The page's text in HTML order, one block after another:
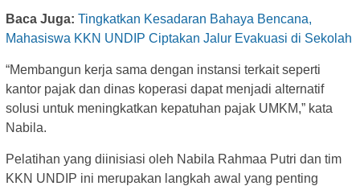
Baca Juga: Tingkatkan Kesadaran Bahaya Bencana,
Mahasiswa KKN UNDIP Ciptakan Jalur Evakuasi di Sekolah
“Membangun kerja sama dengan instansi terkait seperti
kantor pajak dan dinas koperasi dapat menjadi alternatif
solusi untuk meningkatkan kepatuhan pajak UMKM,” kata
Nabila.
Pelatihan yang diinisiasi oleh Nabila Rahmaa Putri dan tim
KKN UNDIP ini merupakan langkah awal yang penting